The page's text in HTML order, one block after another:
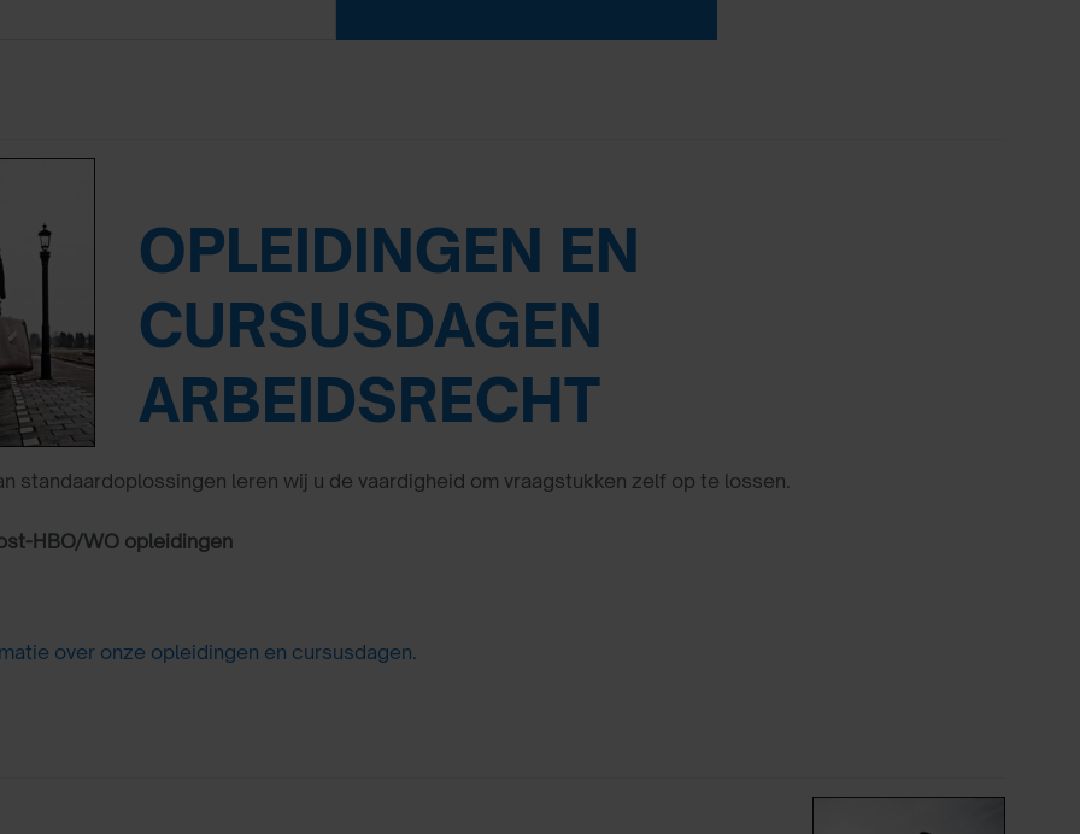
OPLEIDINGEN EN
CURSUSDAGEN
ARBEIDSRECHT
standaardoplossingen leren wij u de vaardigheid om vraagstukken zelf op te lossen.
HBO/WO opleidingen
over onze opleidingen en cursusdagen.